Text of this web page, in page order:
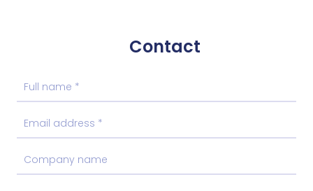
Contact